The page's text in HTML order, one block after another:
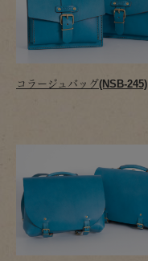
コラージュバッグ(NSB-245)